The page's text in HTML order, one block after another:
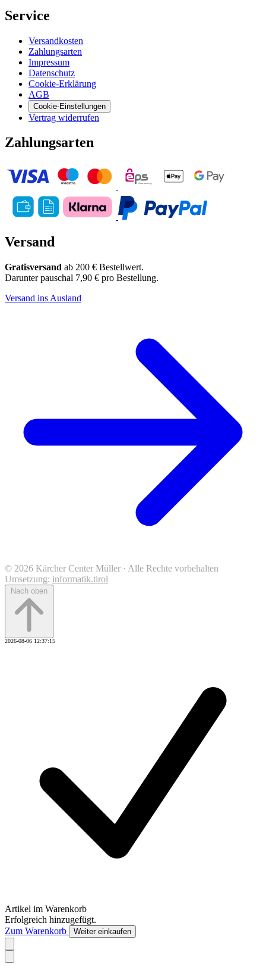
Service
Versandkosten
Zahlungsarten
Impressum
Datenschutz
Cookie-Erklärung
AGB
Cookie-Einstellungen
Vertrag widerrufen
Zahlungsarten
Versand
Gratisversand ab 200 € Bestellwert.
Darunter pauschal 7,90 € pro Bestellung.
Versand ins Ausland
© 2026 Kärcher Center Müller · Alle Rechte vorbehalten
Umsetzung: informatik.tirol
Nach oben
2026-08-06 12:37:15
Artikel im Warenkorb
Erfolgreich hinzugefügt.
Zum Warenkorb
Weiter einkaufen